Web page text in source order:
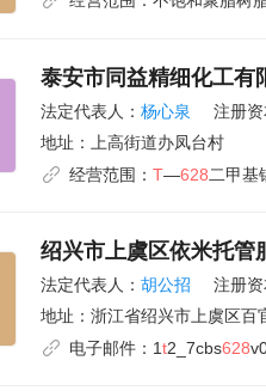
泰安市同益精细化工有
法定代表人： 杨心泉 注册
地址：
上高街道办凤台村
经营范围： T—628二甲基
绍兴市上虞区依米托管
法定代表人： 胡公招 注册
地址： 浙江省绍兴市上虞区百
电子邮件： 1t2_7cbs628